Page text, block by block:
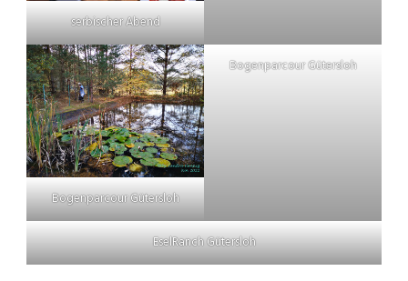
serbischer Abend
Bogenparcour Gütersloh
Bogenparcour Gütersloh
EselRanch Gütersloh